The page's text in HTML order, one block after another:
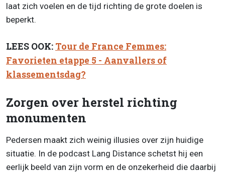
laat zich voelen en de tijd richting de grote doelen is
beperkt.
LEES OOK: Tour de France Femmes:
Favorieten etappe 5 - Aanvallers of
klassementsdag?
Zorgen over herstel richting
monumenten
Pedersen maakt zich weinig illusies over zijn huidige
situatie. In de podcast Lang Distance schetst hij een
eerlijk beeld van zijn vorm en de onzekerheid die daarbij